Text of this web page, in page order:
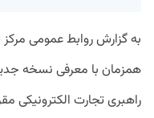
به گزارش روابط عمومی مرکز
همزمان با معرفی نسخه